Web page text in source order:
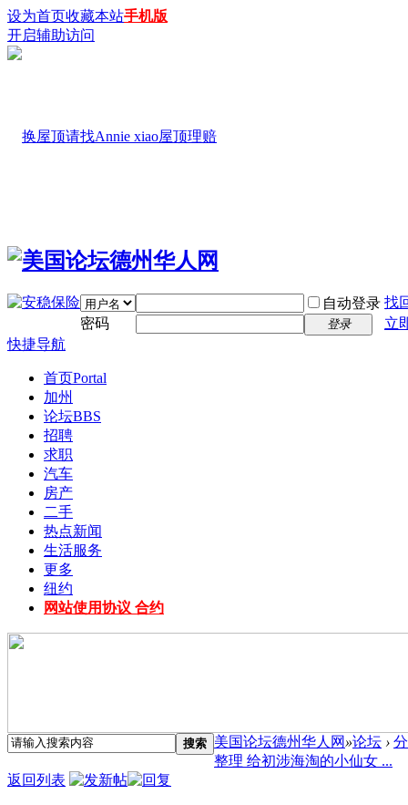
设为首页收藏本站手机版
开启辅助访问
自动登录 找
密码
登录
立
快捷导航
首页Portal
加州
论坛BBS
招聘
求职
汽车
房产
二手
热点新闻
生活服务
更多
纽约
网站使用协议 合约
搜索 美国论坛德州华人网 »论坛 ›
整理 给初涉海淘的小仙女 ...
返回列表